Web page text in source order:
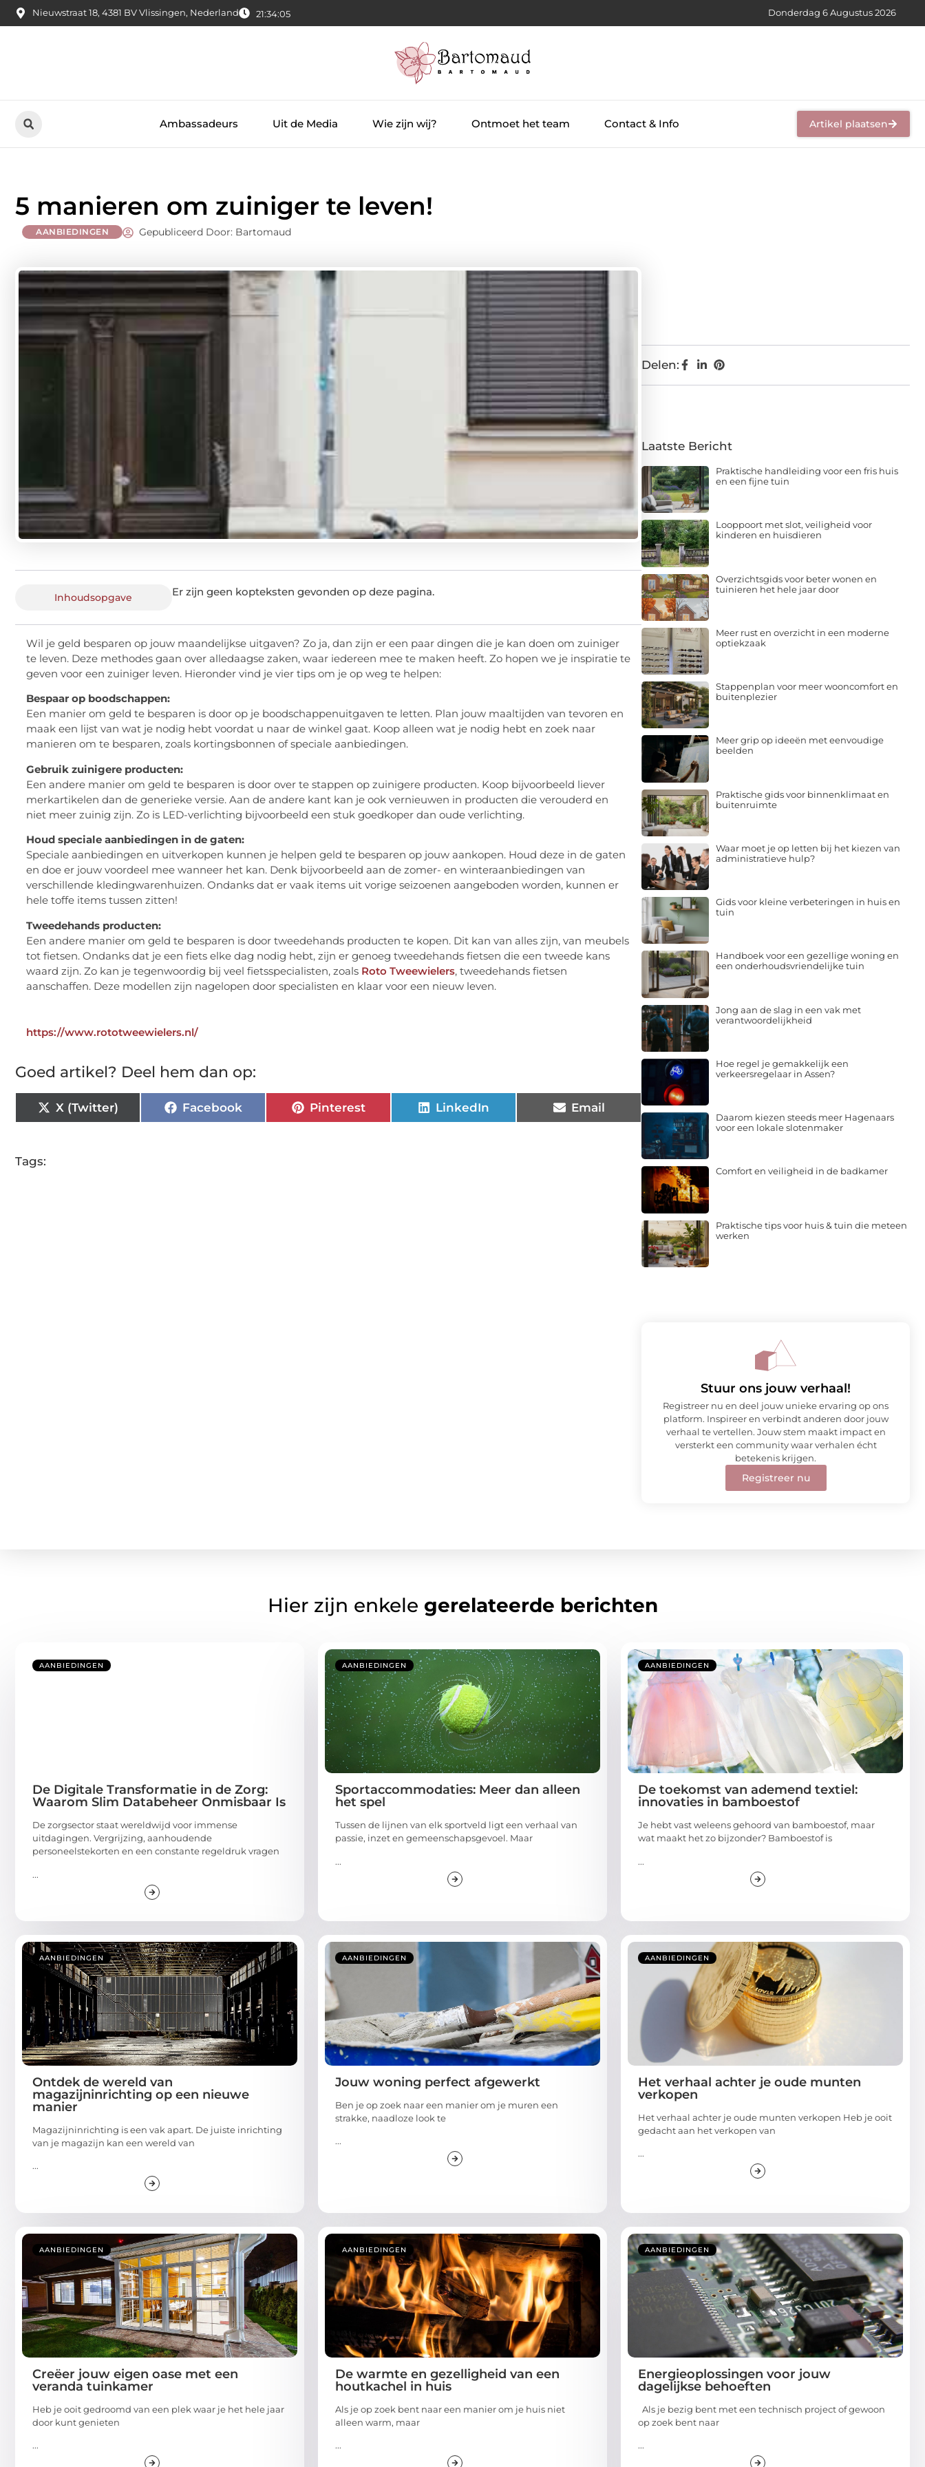
Nieuwstraat 18, 4381 BV Vlissingen, Nederland 21:34:07 Donderdag 6 Augustus 2026
Ambassadeurs Uit de Media Wie zijn wij? Ontmoet het team Contact & Info Artikel plaatsen
5 manieren om zuiniger te leven!
AANBIEDINGEN Gepubliceerd Door: Bartomaud
Inhoudsopgave Er zijn geen kopteksten gevonden op deze pagina.
Wil je geld besparen op jouw maandelijkse uitgaven? Zo ja, dan zijn er een paar dingen die je kan doen om zuiniger
te leven. Deze methodes gaan over alledaagse zaken, waar iedereen mee te maken heeft. Zo hopen we je inspiratie te
geven voor een zuiniger leven. Hieronder vind je vier tips om je op weg te helpen:
Bespaar op boodschappen:
Een manier om geld te besparen is door op je boodschappenuitgaven te letten. Plan jouw maaltijden van tevoren en
maak een lijst van wat je nodig hebt voordat u naar de winkel gaat. Koop alleen wat je nodig hebt en zoek naar
manieren om te besparen, zoals kortingsbonnen of speciale aanbiedingen.
Gebruik zuinigere producten:
Een andere manier om geld te besparen is door over te stappen op zuinigere producten. Koop bijvoorbeeld liever
merkartikelen dan de generieke versie. Aan de andere kant kan je ook vernieuwen in producten die verouderd en
niet meer zuinig zijn. Zo is LED-verlichting bijvoorbeeld een stuk goedkoper dan oude verlichting.
Houd speciale aanbiedingen in de gaten:
Speciale aanbiedingen en uitverkopen kunnen je helpen geld te besparen op jouw aankopen. Houd deze in de gaten
en doe er jouw voordeel mee wanneer het kan. Denk bijvoorbeeld aan de zomer- en winteraanbiedingen van
verschillende kledingwarenhuizen. Ondanks dat er vaak items uit vorige seizoenen aangeboden worden, kunnen er
hele toffe items tussen zitten!
Tweedehands producten:
Een andere manier om geld te besparen is door tweedehands producten te kopen. Dit kan van alles zijn, van meubels
tot fietsen. Ondanks dat je een fiets elke dag nodig hebt, zijn er genoeg tweedehands fietsen die een tweede kans
waard zijn. Zo kan je tegenwoordig bij veel fietsspecialisten, zoals Roto Tweewielers, tweedehands fietsen
aanschaffen. Deze modellen zijn nagelopen door specialisten en klaar voor een nieuw leven.
https://www.rototweewielers.nl/
Goed artikel? Deel hem dan op:
X (Twitter) Facebook Pinterest LinkedIn Email
Tags:
Delen:
Laatste Bericht
Praktische handleiding voor een fris huis
en een fijne tuin
Looppoort met slot, veiligheid voor
kinderen en huisdieren
Overzichtsgids voor beter wonen en
tuinieren het hele jaar door
Meer rust en overzicht in een moderne
optiekzaak
Stappenplan voor meer wooncomfort en
buitenplezier
Meer grip op ideeën met eenvoudige
beelden
Praktische gids voor binnenklimaat en
buitenruimte
Waar moet je op letten bij het kiezen van
administratieve hulp?
Gids voor kleine verbeteringen in huis en
tuin
Handboek voor een gezellige woning en
een onderhoudsvriendelijke tuin
Jong aan de slag in een vak met
verantwoordelijkheid
Hoe regel je gemakkelijk een
verkeersregelaar in Assen?
Daarom kiezen steeds meer Hagenaars
voor een lokale slotenmaker
Comfort en veiligheid in de badkamer
Praktische tips voor huis & tuin die meteen
werken
Stuur ons jouw verhaal!
Registreer nu en deel jouw unieke ervaring op ons
platform. Inspireer en verbindt anderen door jouw
verhaal te vertellen. Jouw stem maakt impact en
versterkt een community waar verhalen écht
betekenis krijgen.
Registreer nu
Hier zijn enkele gerelateerde berichten
AANBIEDINGEN
De Digitale Transformatie in de Zorg:
Waarom Slim Databeheer Onmisbaar Is
De zorgsector staat wereldwijd voor immense
uitdagingen. Vergrijzing, aanhoudende
personeelstekorten en een constante regeldruk vragen
...
AANBIEDINGEN
Sportaccommodaties: Meer dan alleen
het spel
Tussen de lijnen van elk sportveld ligt een verhaal van
passie, inzet en gemeenschapsgevoel. Maar
...
AANBIEDINGEN
De toekomst van ademend textiel:
innovaties in bamboestof
Je hebt vast weleens gehoord van bamboestof, maar
wat maakt het zo bijzonder? Bamboestof is
...
AANBIEDINGEN
Ontdek de wereld van
magazijninrichting op een nieuwe
manier
Magazijninrichting is een vak apart. De juiste inrichting
van je magazijn kan een wereld van
...
AANBIEDINGEN
Jouw woning perfect afgewerkt
Ben je op zoek naar een manier om je muren een
strakke, naadloze look te
...
AANBIEDINGEN
Het verhaal achter je oude munten
verkopen
Het verhaal achter je oude munten verkopen Heb je ooit
gedacht aan het verkopen van
...
AANBIEDINGEN
Creëer jouw eigen oase met een
veranda tuinkamer
Heb je ooit gedroomd van een plek waar je het hele jaar
door kunt genieten
...
AANBIEDINGEN
De warmte en gezelligheid van een
houtkachel in huis
Als je op zoek bent naar een manier om je huis niet
alleen warm, maar
...
AANBIEDINGEN
Energieoplossingen voor jouw
dagelijkse behoeften
Als je bezig bent met een technisch project of gewoon
op zoek bent naar
...